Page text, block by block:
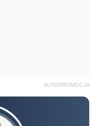
AUTOPROMOCJA